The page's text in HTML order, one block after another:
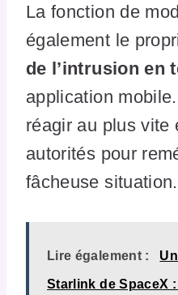
La fonction de
également le
de l’intrusion en
application
réagir au plus vite
autorités pour
fâcheuse situation.
Lire également :
Starlink de SpaceX